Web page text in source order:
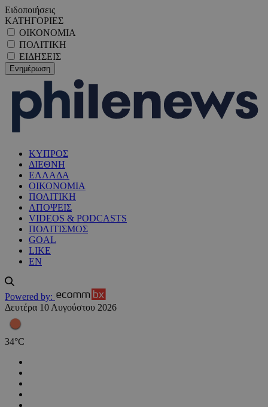
Ειδοποιήσεις
ΚΑΤΗΓΟΡΙΕΣ
ΟΙΚΟΝΟΜΙΑ
ΠΟΛΙΤΙΚΗ
ΕΙΔΗΣΕΙΣ
ΚΥΠΡΟΣ
ΔΙΕΘΝΗ
ΕΛΛΑΔΑ
ΟΙΚΟΝΟΜΙΑ
ΠΟΛΙΤΙΚΗ
ΑΠΟΨΕΙΣ
VIDEOS & PODCASTS
ΠΟΛΙΤΙΣΜΟΣ
GOAL
LIKE
EN
Powered by:
Δευτέρα 10 Αυγούστου 2026
34°C